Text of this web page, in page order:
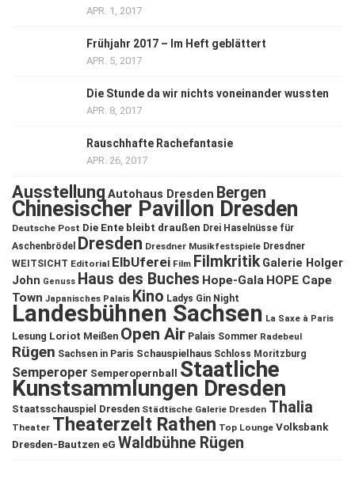
APR. 1, 2017
Frühjahr 2017 – Im Heft geblättert
APR. 5, 2017
Die Stunde da wir nichts voneinander wussten
APR. 8, 2017
Rauschhafte Rachefantasie
APR. 26, 2017
Ausstellung Autohaus Dresden Bergen
Chinesischer Pavillon Dresden
Deutsche Post Die Ente bleibt draußen Drei Haselnüsse für
Aschenbrödel
Dresden Dresdner Musikfestspiele Dresdner
WEITSICHT Editorial ElbUferei Film Filmkritik Galerie Holger
John Genuss Haus des Buches Hope-Gala HOPE Cape
Town Japanisches Palais Kino Ladys Gin Night
Landesbühnen Sachsen La Saxe à Paris
Lesung Loriot Meißen Open Air Palais Sommer Radebeul
Rügen Sachsen in Paris Schauspielhaus Schloss Moritzburg
Semperoper Semperopernball Staatliche
Kunstsammlungen Dresden
Staatsschauspiel Dresden Städtische Galerie Dresden Thalia
Theater Theaterzelt Rathen Top Lounge Volksbank
Dresden-Bautzen eG Waldbühne Rügen